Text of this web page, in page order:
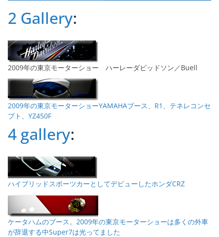
2 Gallery:
2009年の東京モーターショー ハーレーダビッドソン／Buell
2009年の東京モーターショーYAMAHAブース、R1、テネレコンセ
プト、YZ450F
4 gallery:
ハイブリッドスポーツカーとしてデビューしたホンダCRZ
ケータハムのブース。2009年の東京モーターショーは多くの外車
が辞退する中Super7は光ってました